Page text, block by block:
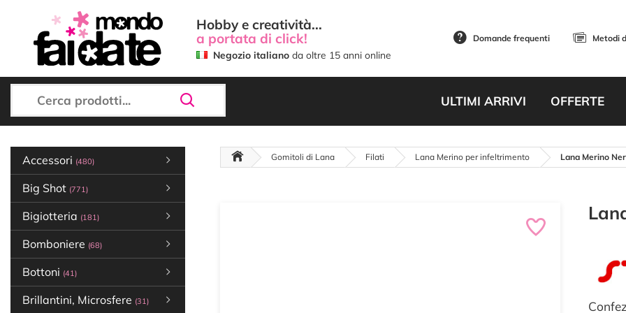
Hobby e creatività...
a portata di click!
Negozio italiano da oltre 15 anni online
Domande frequenti Metodi
ULTIMI ARRIVI OFFERTE
Accessori (480)
Big Shot (771)
Bigiotteria (181)
Bomboniere (68)
Bottoni (41)
Brillantini, Microsfere (31)
Gomitoli di Lana Filati Lana Merino per infeltrimento Lana Merino